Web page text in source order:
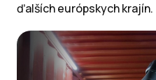
ďalších európskych krajín.